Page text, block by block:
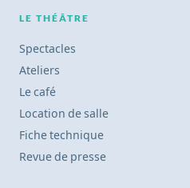
LE THÉÂTRE
Spectacles
Ateliers
Le café
Location de salle
Fiche technique
Revue de presse